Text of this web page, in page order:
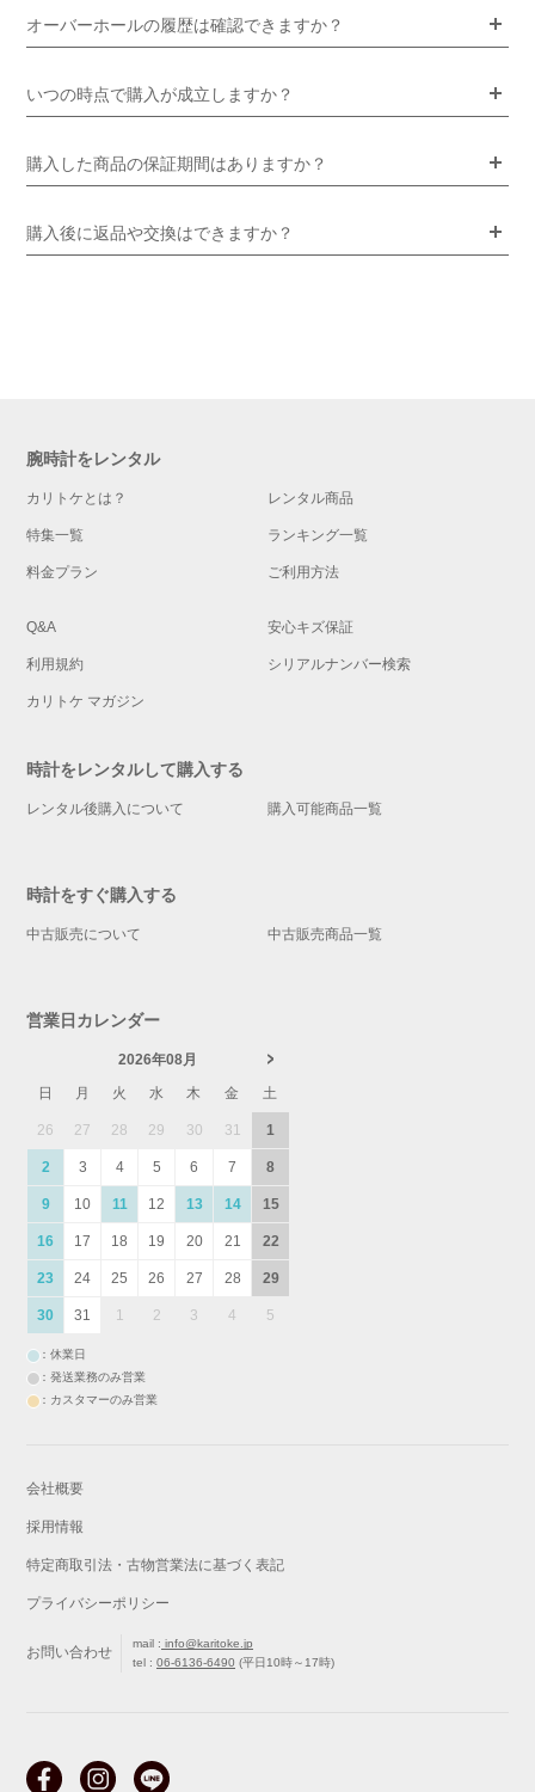
オーバーホールの履歴は確認できますか？
いつの時点で購入が成立しますか？
購入した商品の保証期間はありますか？
購入後に返品や交換はできますか？
腕時計をレンタル
カリトケとは？ レンタル商品
特集一覧 ランキング一覧
料金プラン ご利用方法
Q&A 安心キズ保証
利用規約 シリアルナンバー検索
カリトケ マガジン
時計をレンタルして購入する
レンタル後購入について 購入可能商品一覧
時計をすぐ購入する
中古販売について 中古販売商品一覧
営業日カレンダー
2026年08月
日
月 火 水 木 金 土
26 27 28 29 30 31 1
2 3 4 5 6 7 8
9 10 11 12 13 14 15
16 17 18 19 20 21 22
23 24 25 26 27 28 29
30 31 1 2 3 4 5
：休業日
：発送業務のみ営業
：カスタマーのみ営業
会社概要
採用情報
特定商取引法・古物営業法に基づく表記
プライバシーポリシー
お問い合わせ
mail : info@karitoke.jp
tel :06-6136-6490 (平日10時～17時)